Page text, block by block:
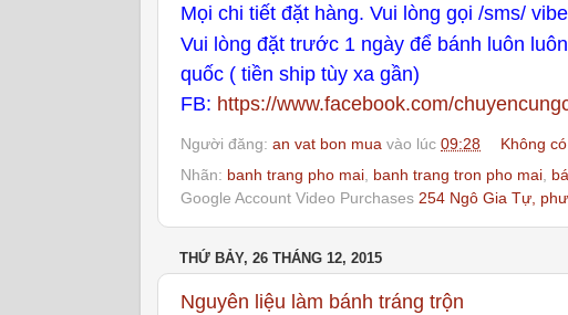
Mọi chi tiết đặt hàng. Vui lòng gọi /sms/
Vui lòng đặt trước 1 ngày để bánh luôn
quốc ( tiền ship tùy xa gần)
FB: https://www.facebook.com/
Người đăng: an vat bon mua vào lúc 09:28
Không
Nhãn: banh trang pho mai banh trang tron pho mai
Google Account Video Purchases 254 Ngô Gia Tự,
THỨ BẢY, 26 THÁNG 12, 2015
Nguyên liệu làm bánh tráng trộn